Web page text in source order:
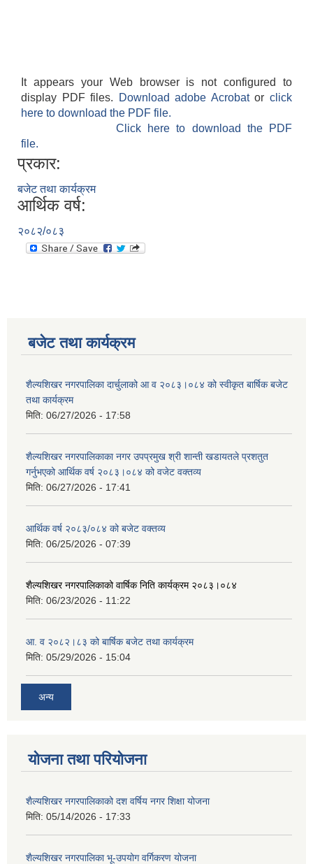
It appears your Web browser is not configured to
display PDF files.
Download adobe Acrobatorclick
here to download the PDF file.
Click here to download the PDF
file.
प्रकार:
बजेट तथा कार्यक्रम
आर्थिक वर्ष:
२०८२/०८३
बजेट तथा कार्यक्रम
शैल्यशिखर नगरपालिका दार्चुलाको आ व २०८३।०८४ को स्वीकृत बार्षिक बजेट
तथा कार्यक्रम
मिति: 06/27/2026 - 17:58
शैल्यशिखर नगरपालिकाका नगर उपप्रमुख श्री शान्ती खडायतले प्रशतुत
गर्नुभएको आर्थिक वर्ष २०८३।०८४ को वजेट वक्तव्य
मिति: 06/27/2026 - 17:41
आर्थिक वर्ष २०८३/०८४ को बजेट वक्तव्य
मिति: 06/25/2026 - 07:39
शैल्यशिखर नगरपालिकाको वार्षिक निति कार्यक्रम २०८३।०८४
मिति: 06/23/2026 - 11:22
आ. व २०८२।८३ को बार्षिक बजेट तथा कार्यक्रम
मिति: 05/29/2026 - 15:04
अन्य
योजना तथा परियोजना
शैल्यशिखर नगरपालिकाको दश वर्षिय नगर शिक्षा योजना
मिति: 05/14/2026 - 17:33
शैल्यशिखर नगरपालिका भू-उपयोग वर्गिकरण योजना